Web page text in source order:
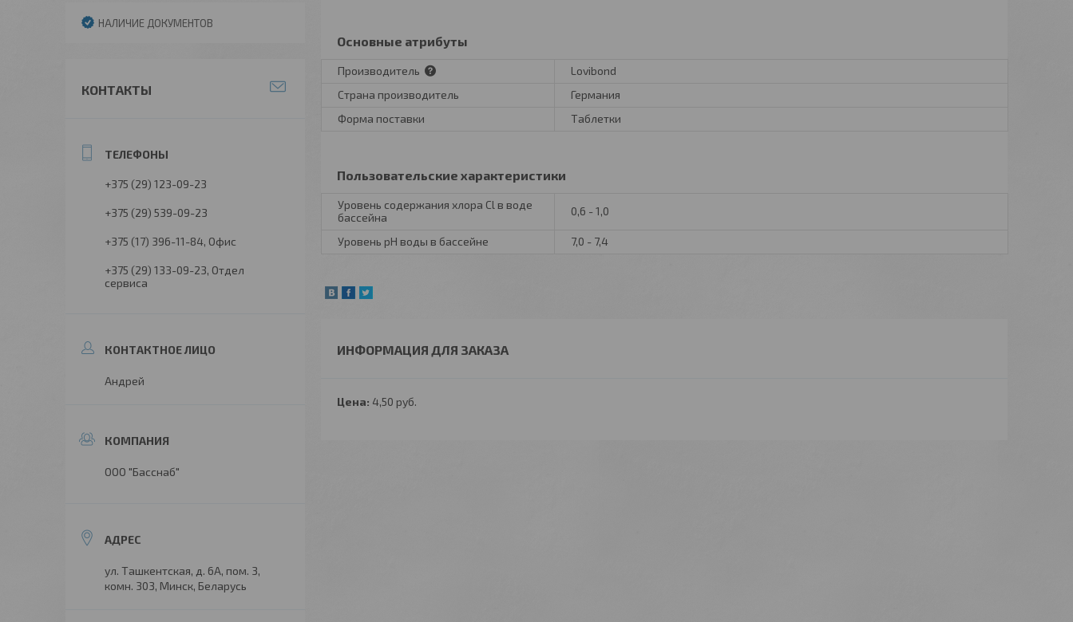
Основные атрибуты
Производитель
Lovibond
Страна производитель
Германия
Форма поставки
Таблетки
Пользовательские характеристики
Уровень содержания хлора Cl в воде
бассейна
0,6 - 1,0
Уровень pH воды в бассейне 7,0 - 7,4
ИНФОРМАЦИЯ ДЛЯ ЗАКАЗА
Цена: 4,50 руб.
НАЛИЧИЕ ДОКУМЕНТОВ
КОНТАКТЫ
+375 (29) 123-09-23
+375 (29) 539-09-23
+375 (17) 396-11-84 Офис
+375 (29) 133-09-23 Отдел
сервиса
Андрей
ООО "Басснаб"
ул. Ташкентская, д. 6А, пом. 3,
комн. 303, Минск, Беларусь